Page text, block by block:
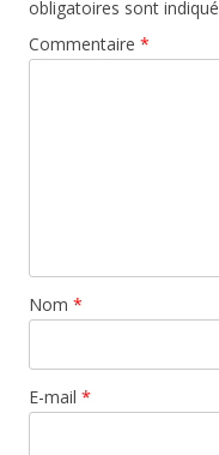
obligatoires sont
Commentaire *
Nom *
E-mail *